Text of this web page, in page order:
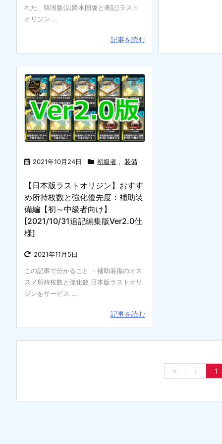
れた、韓国版(以降本国版と表記)ラスト
オリジン ...
記事を読む
2021年10月24日 初級者 , 装備
【日本版ラストオリジン】おすす
め所持枚数と強化優先度：補助装
備編【初～中級者向け】
[2021/10/31追記編集版Ver2.0仕
様]
2021年11月5日
この記事で分かること ・補助装備のオス
スメ所持枚数と強化数 日本版ラストオリ
ジンをサービス ...
記事を読む
« ‹ 1